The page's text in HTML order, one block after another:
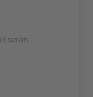
serán